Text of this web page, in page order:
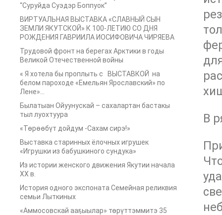
“Суруйда Суэдэр Боппуок”
ВИРТУАЛЬНАЯ ВЫСТАВКА «СЛАВНЫЙ СЫН
ЗЕМЛИ ЯКУТСКОЙ» К 100-ЛЕТИЮ СО ДНЯ
РОЖДЕНИЯ ГАВРИИЛА ИОСИФОВИЧА ЧИРЯЕВА
Трудовой фронт на берегах Арктики в годы
Великой Отечественной войны
« Я хотела бы проплыть с ВЫСТАВКОЙ на
белом пароходе «Емельян Ярославский» по
Лене»…
Былатыан Ойуунускай – сахалартан бастакы
тыл луохтуура
«Төрөөбүт дойдум -Сахам сирэ!»
Выставка старинных ёлочных игрушек
«Игрушки из бабушкиного сундука»
Из истории женского движения Якутии начала
ХХ в.
История одного экспоната Семейная реликвия
семьи Лыткиных
«Аммосовскай ааҕыылар» төрүттэммитэ 35
В